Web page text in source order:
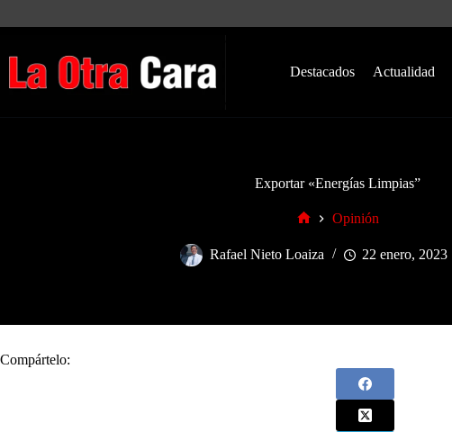
Destacados Actualidad
Exportar «Energías Limpias”
Opinión
Rafael Nieto Loaiza 22 enero, 2023
Compártelo: